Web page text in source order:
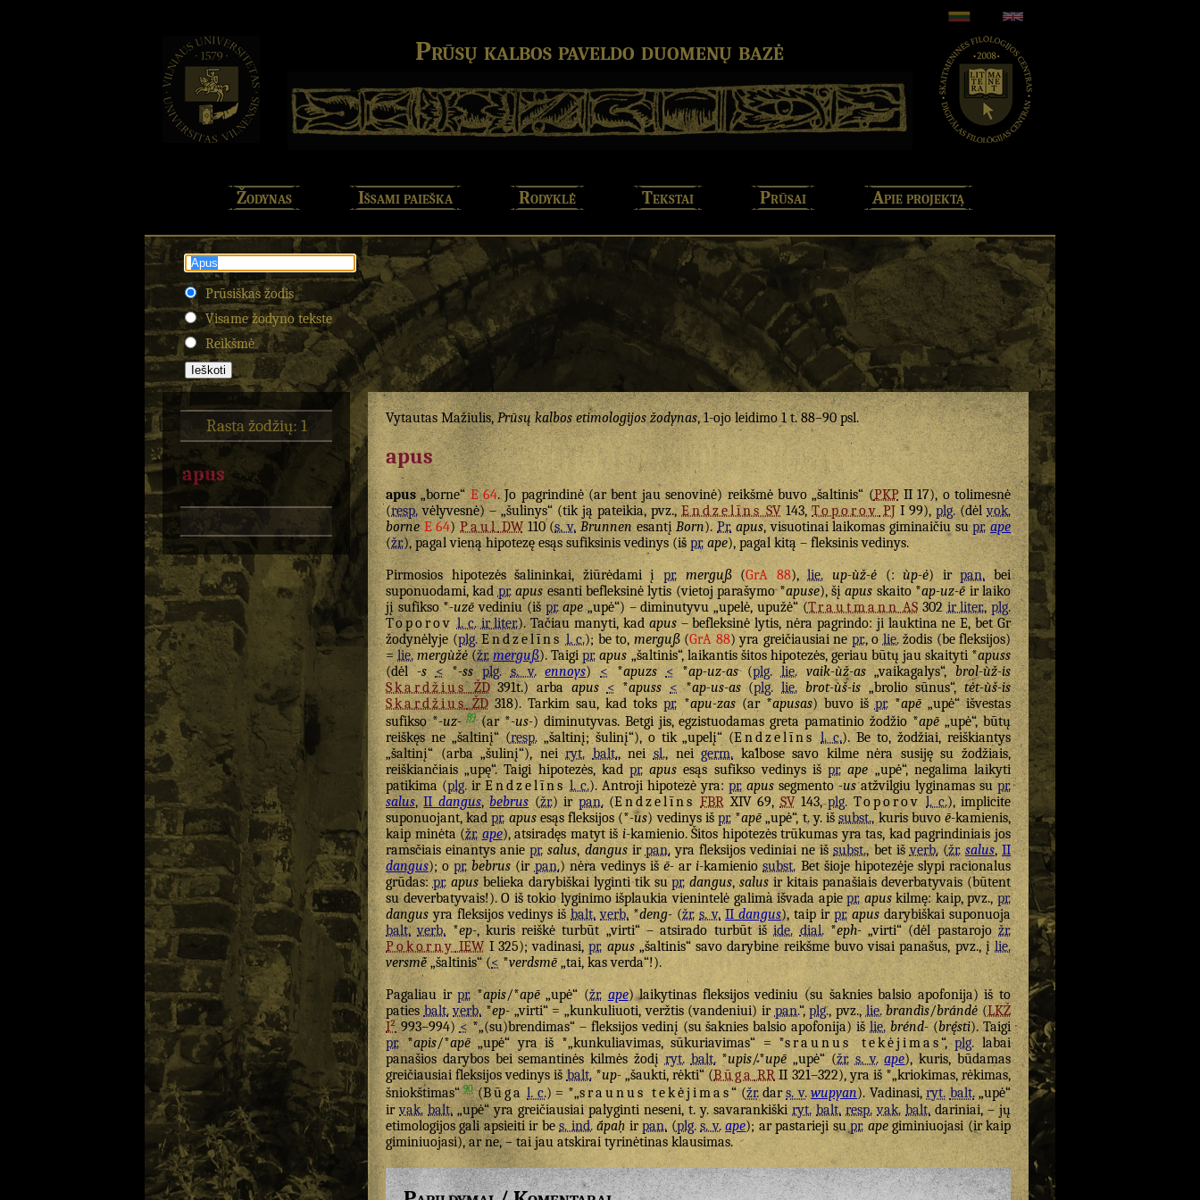
Prūsų kalbos paveldo duomenų bazė
Žodynas Išsami paieška Rodyklė Tekstai Prūsai Apie projektą
Prūsiškas žodis
Visame žodyno tekste
Reikšmė
Rasta žodžių: 1
apus
Vytautas Mažiulis,Prūsų kalbos etimologijos žodynas, 1-ojo leidimo 1 t. 88–90 psl.
apus
apus„borne“E 64. Jo pagrindinė (ar bent jau senovinė) reikšmė buvo „šaltinis“ (PKPII 17), o tolimesnė
(resp.vėlyvesnė) – „šulinys“ (tik ją pateikia, pvz.,EndzelīnsSV143,Toporov PJI 99),plg.(dėlvok.
borne E 64)PaulDW110 (s. v. BrunnenesantįBorn).Pr. apus, visuotinai laikomas giminaičiu supr. ape
(žr.), pagal vieną hipotezę esąs sufiksinis vedinys (išpr. ape), pagal kitą – fleksinis vedinys.
Pirmosios hipotezės šalininkai, žiūrėdami į pr. merguß(GrA 88),lie. up-ùž-ė (:ùp-ė) irpan.bei
suponuodami, kadpr. apusesanti befleksinė lytis (vietoj parašymo *apuse), šįapusskaito *ap-uz-ēir laiko
jį sufikso *-uzēvediniu (išpr. ape„upė“) – diminutyvu „upelė, upužė“ (TrautmannAS302 ir liter.,plg.
Toporov l. c. ir liter.). Tačiau manyti, kadapus– befleksinė lytis, nėra pagrindo: ji lauktina ne E, bet Gr
žodynėlyje (plg. Endzelīns l. c.); be to, merguß(GrA 88) yra greičiausiai nepr., olie.žodis (be fleksijos)
=lie. mergùžė(žr. merguß). Taigipr. apus„šaltinis“, laikantis šitos hipotezės, geriau būtų jau skaityti *apuss
(dėl-s <*-ss plg. s. v. ennoys)<*apuzs <*ap-uz-as(plg. lie. vaik-ùž-as„vaikagalys“,brol-ùž-is
SkardžiusŽD391t.) arbaapus < *apuss < *ap-us-as(plg. lie. brot-ùš-is„brolio sūnus“,tėt-ùš-is
SkardžiusŽD318). Tarkim sau, kad tokspr.*apu-zas(ar *apusas) buvo išpr.*apē„upė“ išvestas
sufikso *-uz- 89(ar *-us-) diminutyvas. Betgi jis, egzistuodamas greta pamatinio žodžio *apē„upė“, būtų
reiškęs ne „šaltinį“ (resp.„šaltinį; šulinį“), o tik „upelį“ (Endzelīns l. c.). Be to, žodžiai, reiškiantys
„šaltinį“ (arba „šulinį“), neiryt. balt., neisl., neigerm.kalbose savo kilme nėra susiję su žodžiais,
reiškiančiais „upę“. Taigi hipotezės, kad pr. apusesąs sufikso vedinys išpr. ape„upė“, negalima laikyti
patikima (plg.irEndzelīns l. c.). Antroji hipotezė yra: pr. apus segmento-usatžvilgiu lyginamas supr.
salus,II dangus,bebrus(žr.) ir pan.(Endzelīns FBR XIV 69, SV143,plg. Toporov l. c.), implicite
suponuojant, kadpr. apusesąs fleksijos (*-us) vedinys išpr.*apē„upė“, t. y. išsubst., kuris buvoē-kamienis,
kaip minėta (žr. ape), atsiradęs matyt iš i-kamienio. Šitos hipotezės trūkumas yra tas, kad pagrindiniais jos
ramsčiais einantys aniepr. salus, dangusirpan.yra fleksijos vediniai ne išsubst., bet išverb.(žr. salus,II
dangus); opr. bebrus(irpan.) nėra vedinys išē- ari-kamieniosubst. Bet šioje hipotezėje slypi racionalus
grūdas:pr. apusbelieka darybiškai lyginti tik supr. dangus,salusir kitais panašiais deverbatyvais (būtent
su deverbatyvais!). O iš tokio lyginimo išplaukia vienintelė galimà išvada apiepr. apuskilmę: kaip, pvz.,pr.
dangus yra fleksijos vedinys išbalt. verb.*deng- (žr. s. v. II dangus), taip irpr. apusdarybiškai suponuoja
balt. verb. *ep-, kuris reiškė turbūt „virti“ – atsirado turbūt išide. dial.*eph-„virti“ (dėl pastarojožr.
PokornyIEWI 325); vadinasi,pr. apus„šaltinis“ savo darybine reikšme buvo visai panašus, pvz., įlie.
versmė̃„šaltinis“ (<*verdsmē„tai, kas verda“!).
Pagaliau irpr.*apis/*apē„upė“ (žr. ape) laikytinas fleksijos vediniu (su šaknies balsio apofonija) iš to
patiesbalt. verb.*ep-„virti“ = „kunkuliuoti, veržtis (vandeniui) irpan.“,plg., pvz.,lie. brandìs/brándė (LKŽ
I²993–994)<*„(su)brendimas“ – fleksijos vedinį (su šaknies balsio apofonija) išlie. brénd-(brę́sti). Taigi
pr.*apis/*apē„upė“ yra iš *„kunkuliavimas, sūkuriavimas“ = *sraunus tekėjimas“,plg.labai
panašios darybos bei semantinės kilmės žodį ryt. balt.*upis/*upē„upė“ (žr. s. v. ape), kuris, būdamas
greičiausiai fleksijos vedinys išbalt.*up-„šaukti, rėkti“ (Būga RRII 321–322), yra iš *„kriokimas, rėkimas,
šniokštimas“90(Būga l. c.) = *„sraunus tekėjimas“ (žr.dars. v. wupyan). Vadinasi,ryt. balt.„upė“
irvak. balt.„upė“ yra greičiausiai palyginti neseni, t. y. savarankiški ryt. balt. resp. vak. balt. dariniai, – jų
etimologijos gali apsieiti ir bes. ind. ā́paḥ irpan. (plg. s. v. ape); ar pastarieji supr. apegiminiuojasi (ir kaip
giminiuojasi), ar ne, – tai jau atskirai tyrinėtinas klausimas.